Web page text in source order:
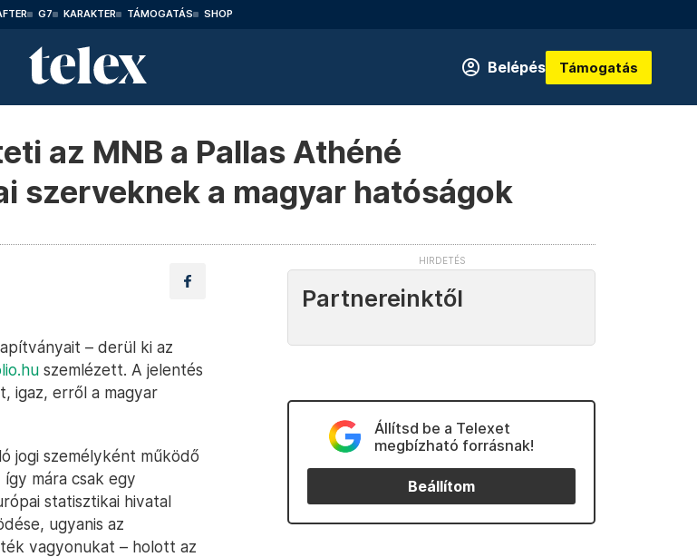
G7 KARAKTER TÁMOGATÁS SHOP
Belépés Támogatás
az MNB a Pallas Athéné
szerveknek a magyar hatóságok
– derül ki az
szemlézett. A jelentés
igaz, erről a magyar
jogi személyként működő
mára csak egy
statisztikai hivatal
ugyanis az
vagyonukat – holott az
Partnereinktől
Állítsd be a Telexet
megbízható forrásnak!
Beállítom